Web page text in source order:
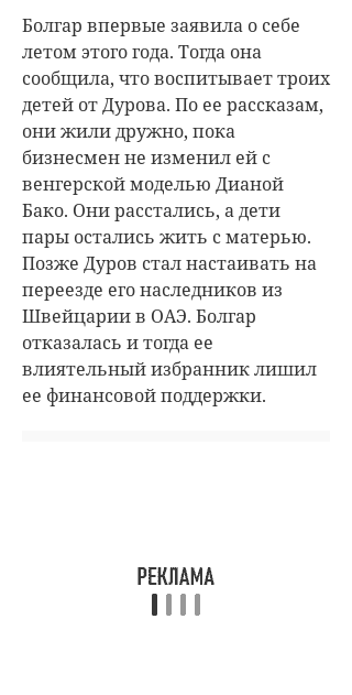
Болгар впервые заявила о себе
летом этого года. Тогда она
сообщила, что воспитывает троих
детей от Дурова. По ее рассказам,
они жили дружно, пока
бизнесмен не изменил ей с
венгерской моделью Дианой
Бако. Они расстались, а дети
пары остались жить с матерью.
Позже Дуров стал настаивать на
переезде его наследников из
Швейцарии в ОАЭ. Болгар
отказалась и тогда ее
влиятельный избранник лишил
ее финансовой поддержки.